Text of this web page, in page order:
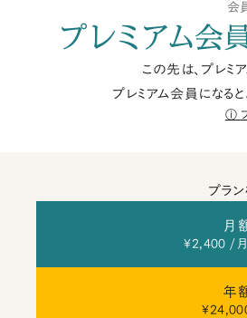
会
プレミアム会
この先は、プレミ
プレミアム会員になる
プラ
月
¥2,400 /月
年